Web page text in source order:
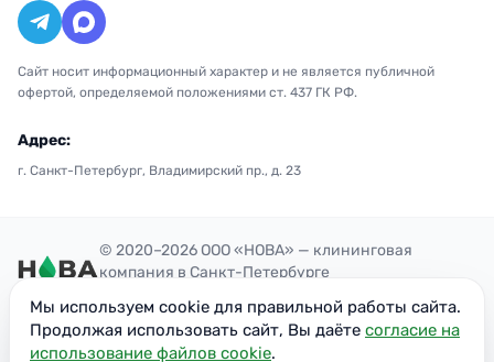
Сайт носит информационный характер и не является публичной
офертой, определяемой положениями ст. 437 ГК РФ.
Адрес:
г. Санкт-Петербург, Владимирский пр., д. 23
© 2020–2026 ООО «НОВА» — клининговая
компания в Санкт-Петербурге
ОГРН: 1207700300851
ИНН: 7716949113
Мы используем cookie для правильной работы сайта.
Продолжая использовать сайт, Вы даёте согласие на
использование файлов cookie.